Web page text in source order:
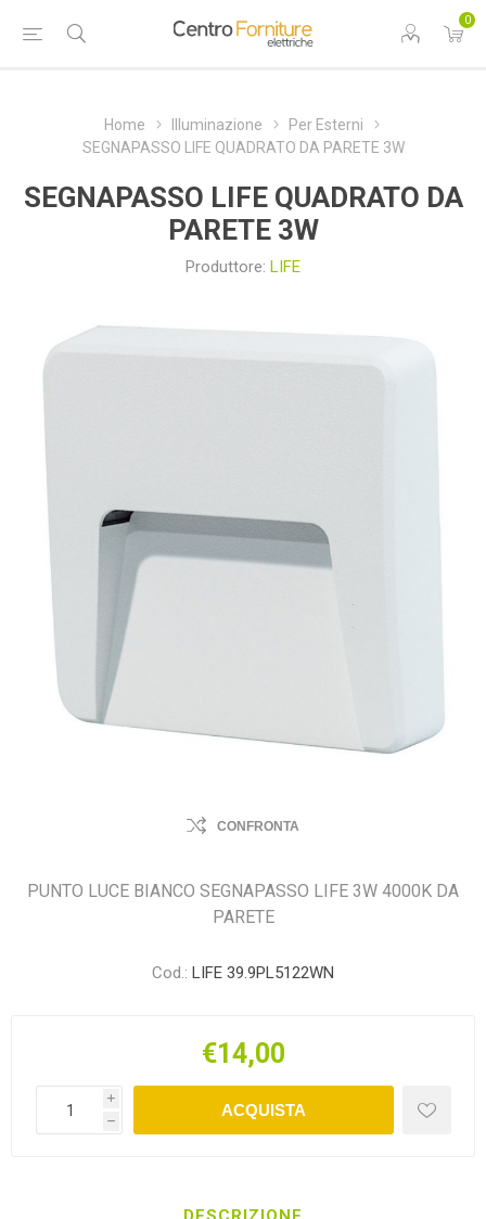
0
Home Illuminazione
Per Esterni
SEGNAPASSO LIFE QUADRATO DA PARETE 3W
SEGNAPASSO LIFE QUADRATO DA
PARETE 3W
Produttore: LIFE
CONFRONTA
PUNTO LUCE BIANCO SEGNAPASSO LIFE 3W 4000K DA
PARETE
Cod.: LIFE 39.9PL5122WN
€14,00
i
h
ACQUISTA